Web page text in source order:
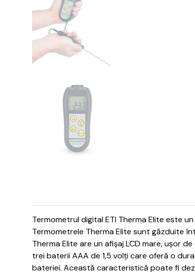
Termometrul digital ETI Therma Elite este
Termometrele Therma Elite sunt găzduite
Therma Elite are un afișaj LCD mare, ușor
trei baterii AAA de 1,5 volți care oferă o
bateriei. Această caracteristică poate fi